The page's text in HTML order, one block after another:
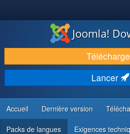
TÉLÉCHARGER & ENRICHIR
DÉCOUVRIR & APPRENDRE
COMMUNAUTÉ & SUPPORT
RESSOURCES DÉVELOPPEURS
Joomla!
Lancer
Accueil Dernière version
Packs de langues Exigences